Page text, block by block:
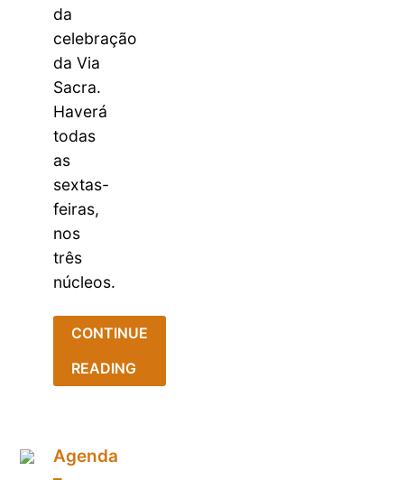
da
celebração
da Via
Sacra.
Haverá
todas
as
sextas-
feiras,
nos
três
núcleos.
CONTINUE
READING
Agenda